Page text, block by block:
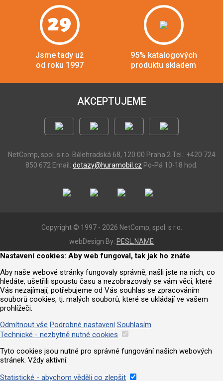
29
Jsme tady už
od roku 1997
95% katalogových
produktu skladem
AKCEPTUJEME
NetComp, spol. s r.o. Bělehradská 68, 120 00 Praha 2 Tel.: +420 724
850 672 Email: dotazy@huramobil.cz Po-Pá 10-18 hod.
Copyright © 1997 - 2026 NetComp, spol. s r.o.
webDesign By: PESL.NAME
Nastavení cookies: Aby web fungoval, tak jak ho znáte
Aby naše webové stránky fungovaly správně, našli jste na nich, co
hledáte, ušetřili spoustu času a nezobrazovaly se vám věci, které
Vás nezajímají, potřebujeme od Vás souhlas se zpracováním
souborů cookies, tj. malých souborů, které se ukládají ve vašem
prohlížeči.
Odmítnout vše Podrobné nastavení Souhlasím
Technické - nezbytně nutné cookies
Tyto cookies jsou nutné pro správné fungování našich webových
stránek. Vždy aktivní.
Statistické - abychom věděli co zlepšit